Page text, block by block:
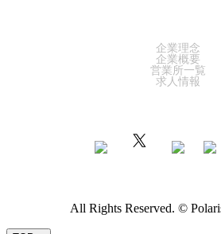
企業理念
企業概要
営業所一覧
求人情報
All Rights Reserved. ©